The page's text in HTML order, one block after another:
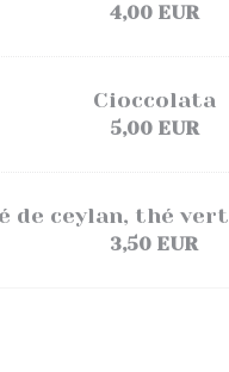
4,00 EUR
Cioccolata
5,00 EUR
de ceylan, thé
3,50 EUR